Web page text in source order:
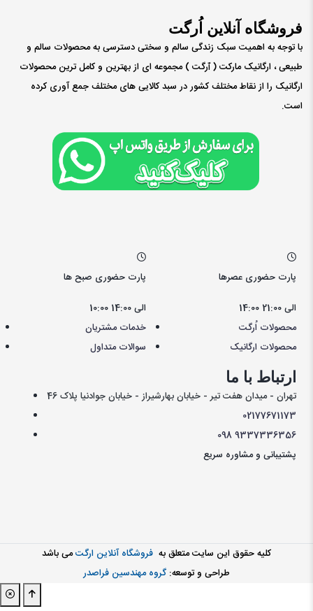
فروشگاه آنلاین اُرگت
با توجه به اهمیت سبک زندگی سالم و سختی دسترسی به محصولات سالم و
طبیعی ، ارگانیک مارکت ( ٱرگت ) مجموعه ای از بهترین و کامل ترین محصولات
ارگانیک را از نقاط مختلف کشور در سبد کالایی های مختلف جمع آوری کرده
است.
پارت حضوری صبح ها
10:00 الی 14:00
پارت حضوری عصرها
14:00 الی 21:00
خدمات مشتریان
سوالات متداول
محصولات اُرگت
محصولات ارگانیک
ارتباط با ما
تهران - میدان هفت تیر - خیابان بهارشیراز - خیابان جوادنیا پلاک 46
02177671173
0989337336356
پشتیبانی و مشاوره سریع
کليه حقوق اين سايت متعلق به فروشگاه آنلاین ارگتمی باشد
طراحی و توسعه: گروه مهندسین فراصدر